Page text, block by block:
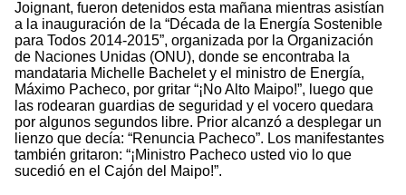
Joignant, fueron detenidos esta mañana mientras asistían
a la inauguración de la “Década de la Energía Sostenible
para Todos 2014-2015”, organizada por la Organización
de Naciones Unidas (ONU), donde se encontraba la
mandataria Michelle Bachelet y el ministro de Energía,
Máximo Pacheco, por gritar “¡No Alto Maipo!”, luego que
las rodearan guardias de seguridad y el vocero quedara
por algunos segundos libre. Prior alcanzó a desplegar un
lienzo que decía: “Renuncia Pacheco”. Los manifestantes
también gritaron: “¡Ministro Pacheco usted vio lo que
sucedió en el Cajón del Maipo!”.